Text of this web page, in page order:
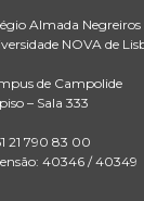
Almada Negreiros
NOVA de
de Campolide
– Sala 333
21 790 83 00
40346 / 40349